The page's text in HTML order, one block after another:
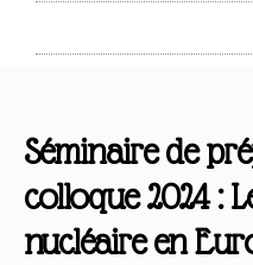
Séminaire de
colloque 2024 :
nucléaire en